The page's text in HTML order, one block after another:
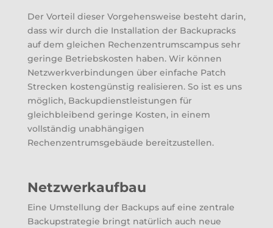
Der Vorteil dieser Vorgehensweise besteht darin,
dass wir durch die Installation der Backupracks
auf dem gleichen Rechenzentrumscampus sehr
geringe Betriebskosten haben. Wir können
Netzwerkverbindungen über einfache Patch
Strecken kostengünstig realisieren. So ist es uns
möglich, Backupdienstleistungen für
gleichbleibend geringe Kosten, in einem
vollständig unabhängigen
Rechenzentrumsgebäude bereitzustellen.
Netzwerkaufbau
Eine Umstellung der Backups auf eine zentrale
Backupstrategie bringt natürlich auch neue